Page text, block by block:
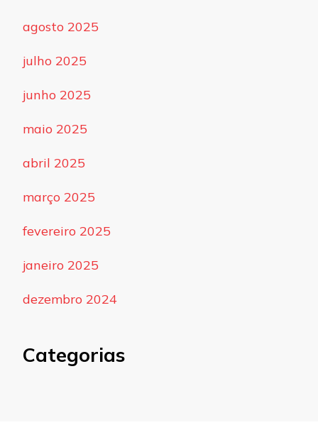
agosto 2025
julho 2025
junho 2025
maio 2025
abril 2025
março 2025
fevereiro 2025
janeiro 2025
dezembro 2024
Categorias